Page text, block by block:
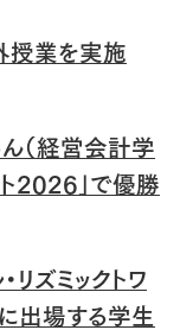
授業を実施
（経営会計学
ト2026」で優勝
ズミックトワ
に出場する学生